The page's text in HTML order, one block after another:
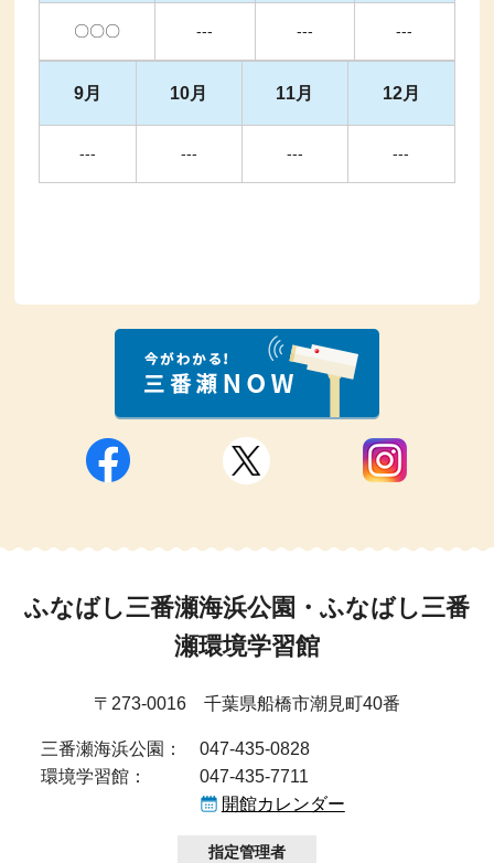
〇〇〇 --- --- ---
9月 10月 11月 12月
--- --- --- ---
ふなばし三番瀬海浜公園・ふなばし三番
瀬環境学習館
〒273-0016 千葉県船橋市潮見町40番
三番瀬海浜公園：
047-435-0828
環境学習館：
047-435-7711
開館カレンダー
指定管理者